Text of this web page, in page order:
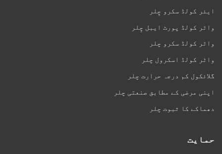
ایئر کولڈ سکرو چِلر
واٹر کولڈ پورٹ ایبل چِلر
واٹر کولڈ سکرو چلر
واٹر کولڈ اسکرول چلر
گلائکول کم درجہ حرارت چلر
اپنی مرضی کے مطابق صنعتی چلر
دھماکے کا ثبوت چلر
حمایت